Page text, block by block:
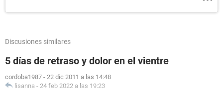
Discusiones similares
5 días de retraso y dolor en el vientre
cordoba1987 - 22 dic 2011 a las 14:48
lisanna - 24 feb 2022 a las 19:23